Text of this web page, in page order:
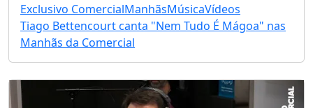
Exclusivo ComercialManhãsMúsicaVídeos
Tiago Bettencourt canta "Nem Tudo É Mágoa" nas
Manhãs da Comercial